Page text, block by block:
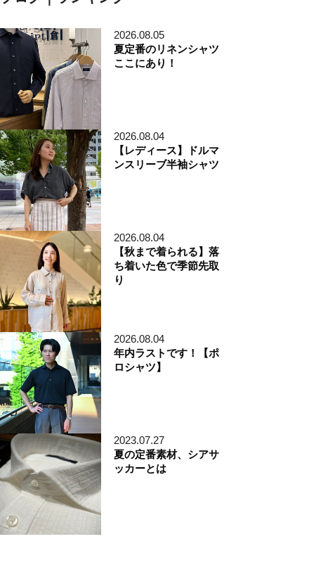
2026.08.05
夏定番のリネンシャツ
ここにあり！
2026.08.04
【レディース】ドルマ
ンスリーブ半袖シャツ
2026.08.04
【秋まで着られる】落
ち着いた色で季節先取
り
2026.08.04
年内ラストです！【ポ
ロシャツ】
2023.07.27
夏の定番素材、シアサ
ッカーとは